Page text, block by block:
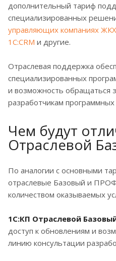
дополнительный тариф
специализированных
управляющих компаниях
1С:CRM и другие.
Отраслевая поддержка
специализированных
и возможность обращаться
разработчикам программных
Чем будут
Отраслевой
По аналогии с основными
отраслевые Базовый и
количеством оказываемых
1С:КП Отраслевой
доступ к обновлениям и
линию консультации